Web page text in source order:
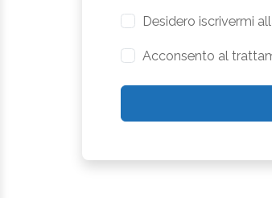
Desidero iscrivermi
Acconsento al